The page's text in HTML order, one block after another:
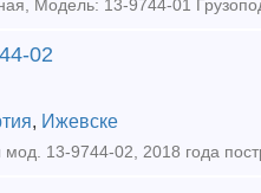
02
, Ижевске